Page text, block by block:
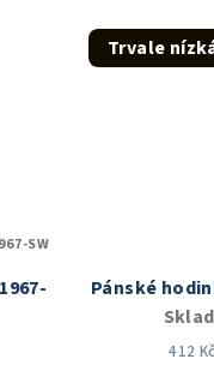
SW
Trvale
Pánské
412